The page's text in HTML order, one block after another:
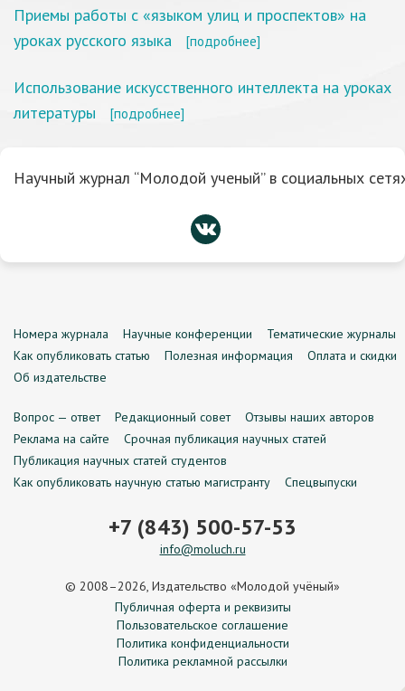
Приемы работы с «языком улиц и проспектов» на
уроках русского языка
[подробнее]
Использование искусственного интеллекта на уроках
литературы
[подробнее]
Научный журнал “Молодой ученый” в социальных
Номера журнала Научные конференции
Тематические журналы
Как опубликовать статью
Полезная информация
Оплата и скидки
Об издательстве
Вопрос — ответ Редакционный совет
Отзывы наших авторов
Реклама на сайте
Срочная публикация научных статей
Публикация научных статей студентов
Как опубликовать научную статью магистранту
Спецвыпуски
+7 (843) 500-57-53
info@moluch.ru
© 2008–2026, Издательство «Молодой учёный»
Публичная оферта и реквизиты
Пользовательское соглашение
Политика конфиденциальности
Политика рекламной рассылки